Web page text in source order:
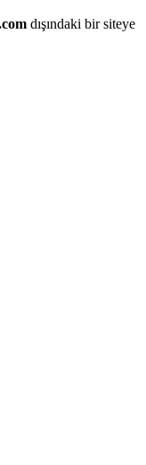
dışındaki bir siteye